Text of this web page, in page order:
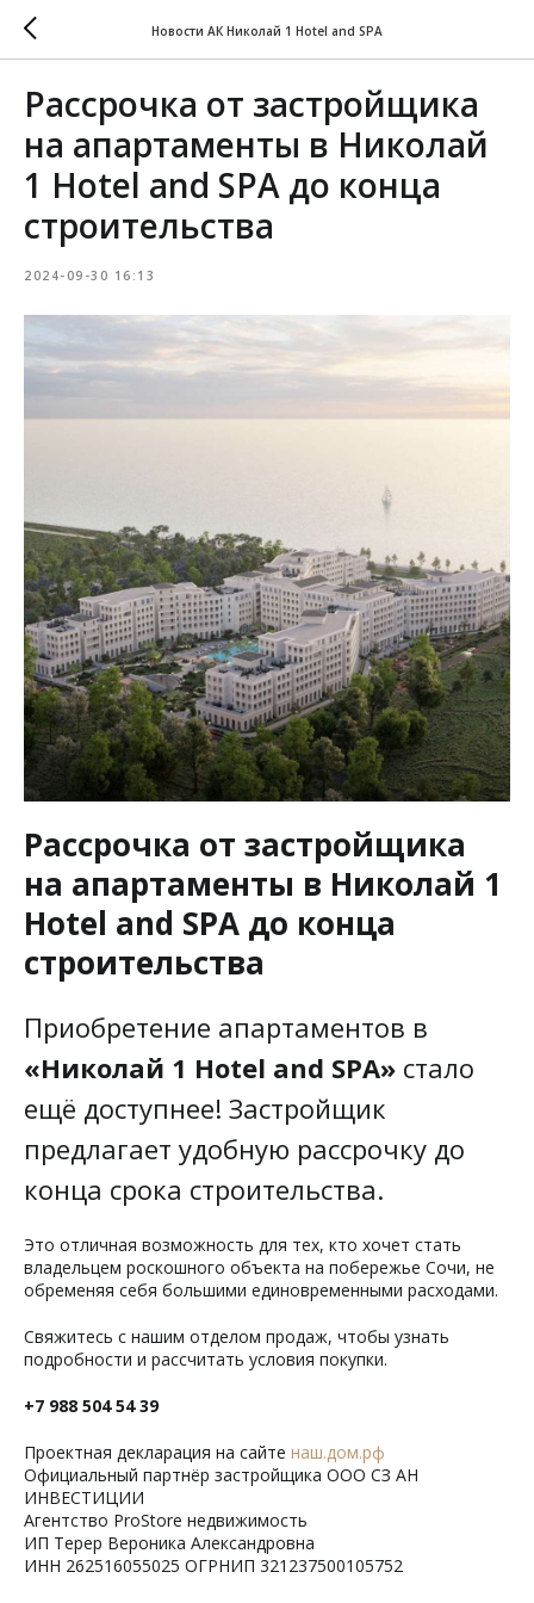
Новости АК Николай 1 Hotel and SPA
Рассрочка от застройщика
на апартаменты в Николай
1 Hotel and SPA до конца
строительства
2024-09-30 16:13
Рассрочка от застройщика
на апартаменты в Николай 1
Hotel and SPA до конца
строительства
Приобретение апартаментов в
«Николай 1 Hotel and SPA» стало
ещё доступнее! Застройщик
предлагает удобную рассрочку до
конца срока строительства.
Это отличная возможность для тех, кто хочет стать
владельцем роскошного объекта на побережье Сочи, не
обременяя себя большими единовременными расходами.
Свяжитесь с нашим отделом продаж, чтобы узнать
подробности и рассчитать условия покупки.
+7 988 504 54 39
Проектная декларация на сайте наш.дом.рф
Официальный партнёр застройщика ООО СЗ АН
ИНВЕСТИЦИИ
Агентство ProStore недвижимость
ИП Терер Вероника Александровна
ИНН 262516055025 ОГРНИП 321237500105752